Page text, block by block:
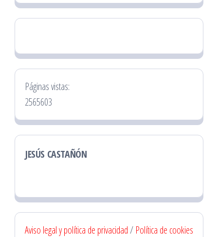
Páginas vistas:
2565603
JESÚS CASTAÑÓN
Aviso legal y política de privacidad/ Política de cookies